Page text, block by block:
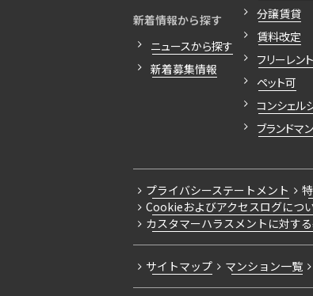
新着情報から探す
ニュースから探す
新着募集情報
分譲賃貸
賃料改定
フリーレント
ペット可
コンシェル
ブランドマ
プライバシーステートメント
Cookieおよびアクセスログにつ
カスタマーハラスメントに対す
サイトマップ マンション一覧